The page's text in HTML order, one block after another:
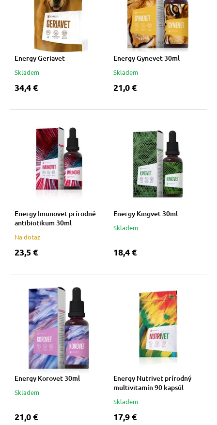
Energy Geriavet
Skladem
34,4 €
Energy Gynevet 30ml
Skladem
21,0 €
Energy Imunovet prírodné
antibiotikum 30ml
Na dotaz
23,5 €
Energy Kingvet 30ml
Skladem
18,4 €
Energy Korovet 30ml
Skladem
21,0 €
Energy Nutrivet prírodný
multivitamín 90 kapsúl
Skladem
17,9 €